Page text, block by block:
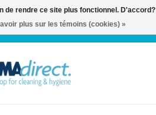
0 Articles
de rendre ce site plus fonctionnel. D'accord?
plus sur les témoins (cookies) »